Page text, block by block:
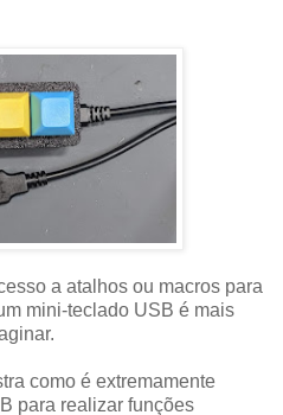
a atalhos ou macros para
mini-teclado USB é mais
como é extremamente
para realizar funções